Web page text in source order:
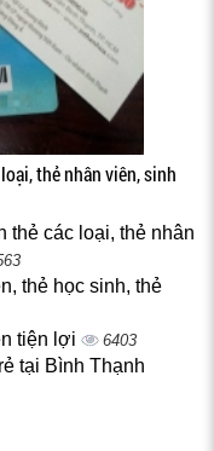
thẻ nhân viên, sinh
thẻ các loại, thẻ nhân
thẻ học sinh, thẻ
tiện lợi 6403
tại Bình Thạnh